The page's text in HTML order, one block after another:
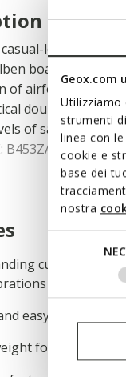
Geox.com
Utilizziamo
strumenti
linea con
cookie e
base dei
nostra
looking
boasts a
of airforce blue
double riptape
of safety for
cushioning
easy to put on
footwear